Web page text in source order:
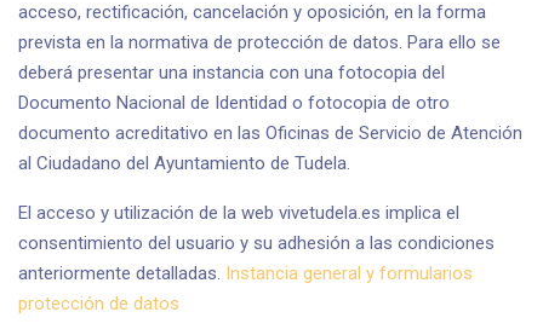
acceso, rectificación, cancelación y oposición, en la forma
prevista en la normativa de protección de datos. Para ello se
deberá presentar una instancia con una fotocopia del
Documento Nacional de Identidad o fotocopia de otro
documento acreditativo en las Oficinas de Servicio de Atención
al Ciudadano del Ayuntamiento de Tudela.
El acceso y utilización de la web vivetudela.es implica el
consentimiento del usuario y su adhesión a las condiciones
anteriormente detalladas. Instancia general y formularios
protección de datos